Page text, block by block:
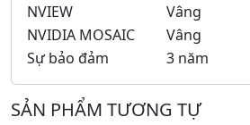
NVIEW
Vâng
NVIDIA MOSAIC
Vâng
Sự bảo đảm
3 năm
SẢN PHẨM TƯƠNG TỰ